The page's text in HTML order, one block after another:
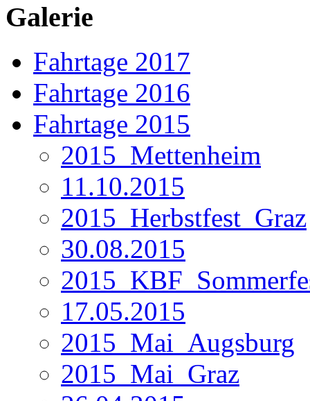
Galerie
Fahrtage 2017
Fahrtage 2016
Fahrtage 2015
2015_Mettenheim
11.10.2015
2015_Herbstfest_Graz
30.08.2015
17.05.2015
2015_Mai_Augsburg
2015_Mai_Graz